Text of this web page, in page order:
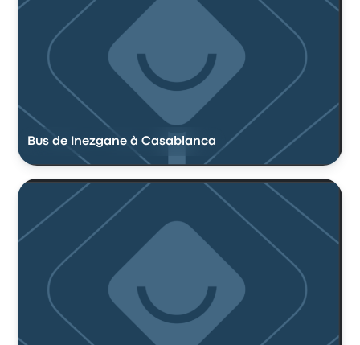
Bus de Inezgane à Casablanca